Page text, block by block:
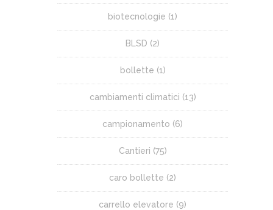
biotecnologie (1)
BLSD (2)
bollette (1)
cambiamenti climatici (13)
campionamento (6)
Cantieri (75)
caro bollette (2)
carrello elevatore (9)